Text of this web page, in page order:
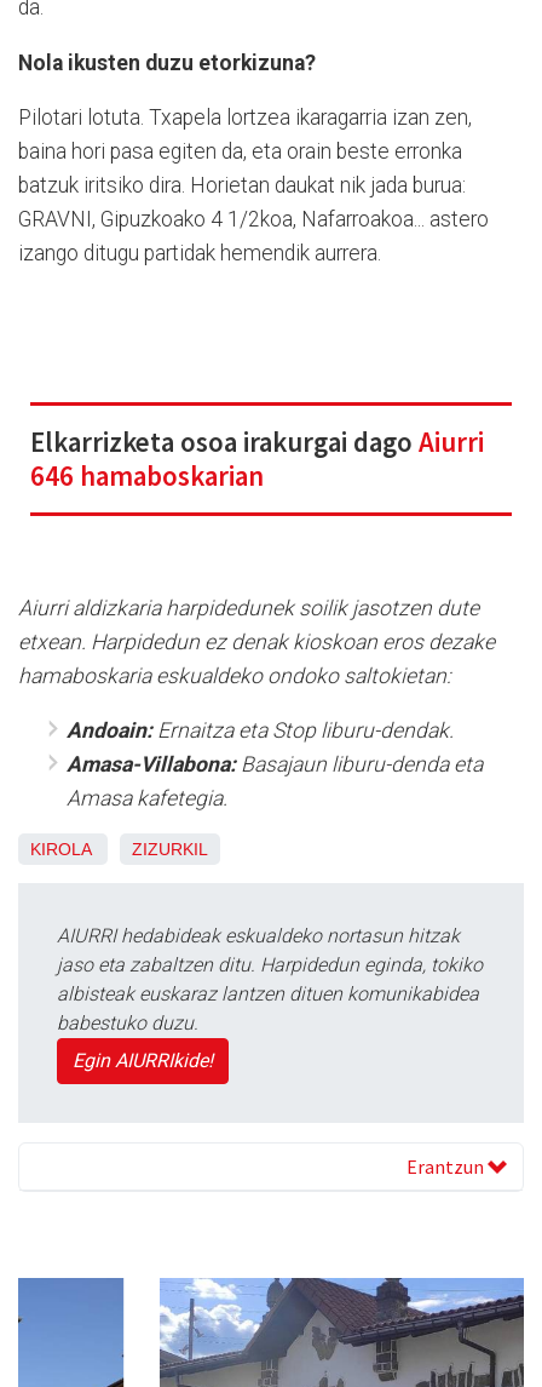
da.
Nola ikusten duzu etorkizuna?
Pilotari lotuta. Txapela lortzea ikaragarria izan zen,
baina hori pasa egiten da, eta orain beste erronka
batzuk iritsiko dira. Horietan daukat nik jada burua:
GRAVNI, Gipuzkoako 4 1/2koa, Nafarroakoa... astero
izango ditugu partidak hemendik aurrera.
Elkarrizketa osoa irakurgai dagoAiurri
646 hamaboskarian
Aiurri aldizkaria harpidedunek soilik jasotzen dute
etxean. Harpidedun ez denak kioskoan eros dezake
hamaboskaria eskualdeko ondoko saltokietan:
Andoain: Ernaitza eta Stop liburu-dendak.
Amasa-Villabona:Basajaun liburu-denda eta
Amasa kafetegia.
KIROLA ZIZURKIL
AIURRI hedabideak eskualdeko nortasun hitzak
jaso eta zabaltzen ditu. Harpidedun eginda, tokiko
albisteak euskaraz lantzen dituen komunikabidea
babestuko duzu.
Egin AIURRIkide!
Erantzun